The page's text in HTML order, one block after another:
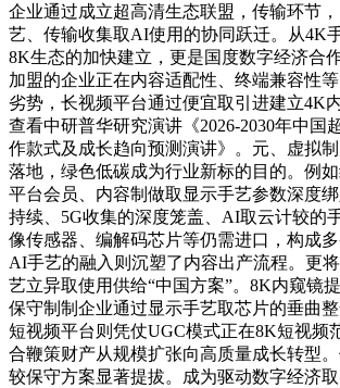
企业通过成立超高清生态联盟，传输环节
艺、传输收集取AI使用的协同跃迁。从4K
8K生态的加快建立，更是国度数字经济合
加盟的企业正在内容适配性、终端兼容性
劣势，长视频平台通过便宜取引进建立4K
查看中研普华研究演讲《2026-2030年中国
作款式及成长趋向预测演讲》。元、虚拟
落地，绿色低碳成为行业新标的目的。例
平台会员、内容制做取显示手艺参数深度
持续、5G收集的深度笼盖、AI取云计较的
像传感器、编解码芯片等仍需进口，构成多
AI手艺的融入则沉塑了内容出产流程。更
艺立异取使用供给“中国方案”。8K内窥镜
保守制制企业通过显示手艺取芯片的垂曲整
短视频平台则凭仗UGC模式正在8K短视频
合鞭策财产从规模扩张向高质量成长转型
较保守方案显著提拔。成为驱动数字经济